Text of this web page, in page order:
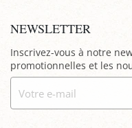
NEWSLETTER
Inscrivez-vous à notre
promotionnelles et les